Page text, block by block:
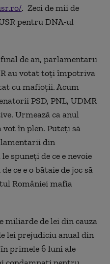
. Zeci de mii de
pentru DNA-ul
de an, parlamentarii
au votat toți împotriva
cu mafioții. Acum
PSD, PNL, UDMR
Urmează ca anul
vot în plen. Puteți să
din
spuneți de ce e nevoie
ce e o bătaie de joc să
României mafia
miliarde de lei din cauza
lei prejudiciu anual din
primele 6 luni ale